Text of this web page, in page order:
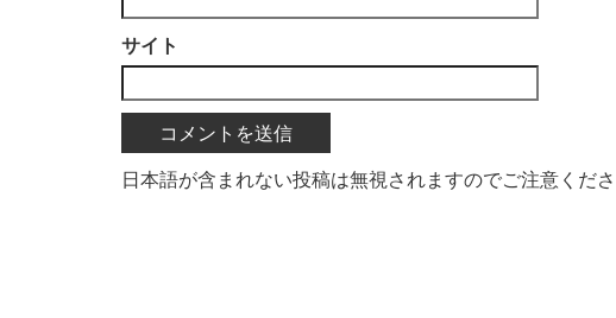
サイト
日本語が含まれない投稿は無視されますのでご注意くださ